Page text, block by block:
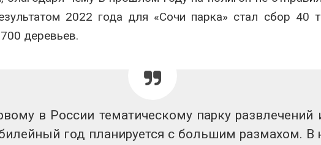
2022 года для «Сочи парка» стал сбор 40
деревьев.
в России тематическому парку развлечений
год планируется с большим размахом.
судов из-за дефицита
В китайской провинции
Шэньси из-за паводков
Авг 6, 2026
МЕГА и ВкусВилл